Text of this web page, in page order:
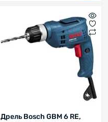
Дрель Bosch GBM 6 RE,